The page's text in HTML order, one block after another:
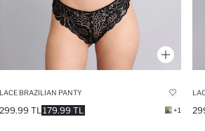
LACE BRAZILIAN PANTY
179.99 TL
299.99 TL +1